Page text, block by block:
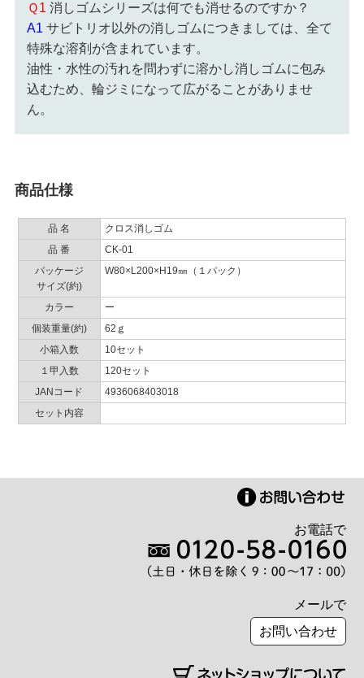
Ｑ1 消しゴムシリーズは何でも消せるのですか？
A1 サビトリオ以外の消しゴムにつきましては、全て
特殊な溶剤が含まれています。
油性・水性の汚れを問わずに溶かし消しゴムに包み
込むため、輪ジミになって広がることがありませ
ん。
商品仕様
品 名
クロス消しゴム
品 番
CK-01
パッケージ
サイズ(約)
W80×L200×H19㎜（１パック）
カラー
ー
個装重量(約)
62ｇ
小箱入数
10セット
１甲入数
120セット
JANコード
4936068403018
セット内容
お電話で
メールで
お問い合わせ